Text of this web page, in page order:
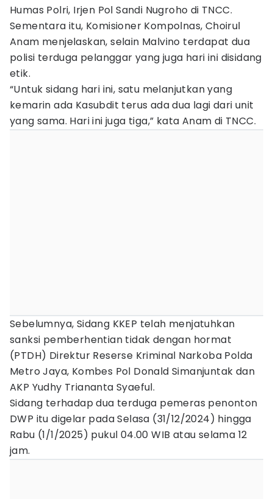
Humas Polri, Irjen Pol Sandi Nugroho di TNCC.
Sementara itu, Komisioner Kompolnas, Choirul
Anam menjelaskan, selain Malvino terdapat dua
polisi terduga pelanggar yang juga hari ini disidang
etik.
“Untuk sidang hari ini, satu melanjutkan yang
kemarin ada Kasubdit terus ada dua lagi dari unit
yang sama. Hari ini juga tiga,” kata Anam di TNCC.
Sebelumnya, Sidang KKEP telah menjatuhkan
sanksi pemberhentian tidak dengan hormat
(PTDH) Direktur Reserse Kriminal Narkoba Polda
Metro Jaya, Kombes Pol Donald Simanjuntak dan
AKP Yudhy Triananta Syaeful.
Sidang terhadap dua terduga pemeras penonton
DWP itu digelar pada Selasa (31/12/2024) hingga
Rabu (1/1/2025) pukul 04.00 WIB atau selama 12
jam.